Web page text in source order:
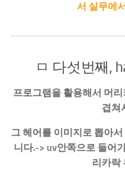
서 실무에
ㅁ 다섯번째,
프로그램을 활용해서 머
겹쳐
그 헤어를 이미지로 뽑아
니다.-> uv안쪽으로 들어
리카락